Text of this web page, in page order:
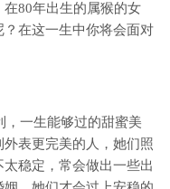
80年出生的属猴的女
在这一生中你将会面对
，一生能够过的甜蜜美
表更完美的人，她们照
稳定，常会做出一些出